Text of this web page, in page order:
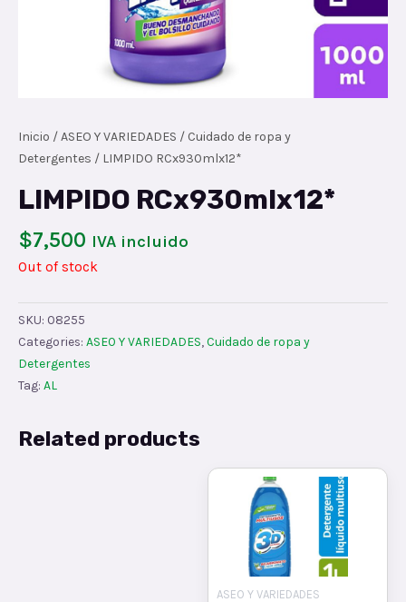
Inicio /ASEO Y VARIEDADES / Cuidado de ropa y
Detergentes / LIMPIDO RCx930mlx12*
LIMPIDO RCx930mlx12*
$7,500 IVA incluido
Out of stock
SKU: 08255
Categories: ASEO Y VARIEDADES,Cuidado de ropa y
Detergentes
Tag: AL
Related products
ASEO Y VARIEDADES